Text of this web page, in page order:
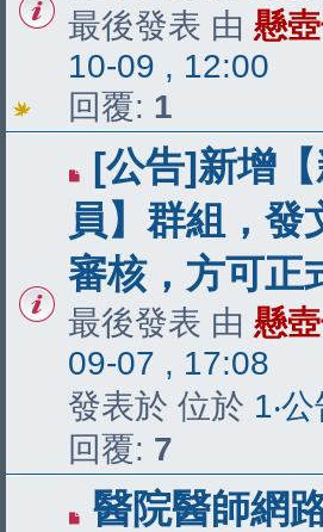
最後發表 由 懸
10-09 , 12:00
回覆: 1
[公告]新增
員】群組，發
審核，方可正
最後發表 由 懸
09-07 , 17:08
發表於 位於 1‧
回覆: 7
醫院醫師網